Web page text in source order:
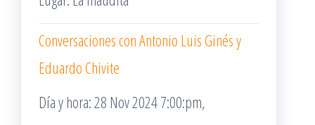
Conversaciones con Antonio Luis Ginés y
Eduardo Chivite
Día y hora: 28 Nov 2024 7:00:pm,